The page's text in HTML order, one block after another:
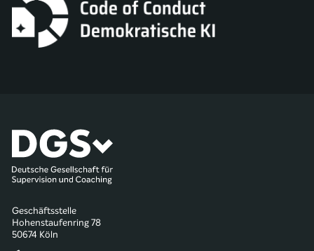
Geschäftsstelle
Hohenstaufenring 78
50674 Köln